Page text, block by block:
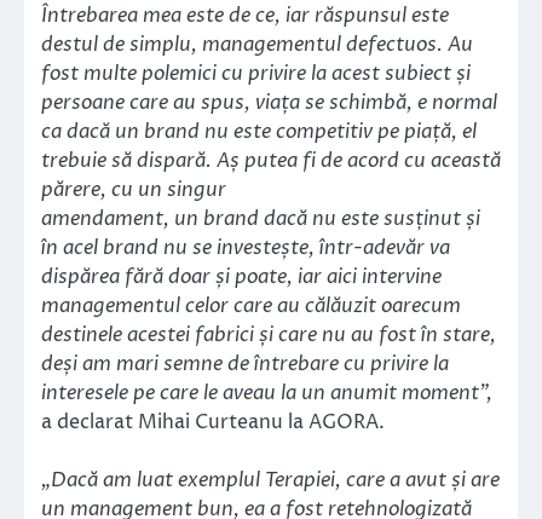
Întrebarea mea este de ce, iar răspunsul este
destul de simplu, managementul defectuos. Au
fost multe polemici cu privire la acest subiect și
persoane care au spus, viața se schimbă, e normal
ca dacă un brand nu este competitiv pe piață, el
trebuie să dispară. Aș putea fi de acord cu această
părere, cu un singur
amendament, un brand dacă nu este susținut și
în acel brand nu se investește, într-adevăr va
dispărea fără doar și poate, iar aici intervine
managementul celor care au călăuzit oarecum
destinele acestei fabrici și care nu au fost în stare,
deși am mari semne de întrebare cu privire la
interesele pe care le aveau la un anumit moment”,
a declarat Mihai Curteanu la AGORA.
„Dacă am luat exemplul Terapiei, care a avut și are
un management bun, ea a fost retehnologizată